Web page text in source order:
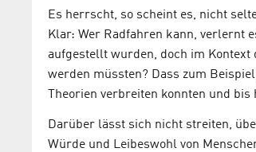
Es herrscht, so scheint es, nicht
Klar: Wer Radfahren kann, verlernt
aufgestellt wurden, doch im
werden müssten? Dass zum
Theorien verbreiten konnten und
Darüber lässt sich nicht streiten,
Würde und Leibeswohl von